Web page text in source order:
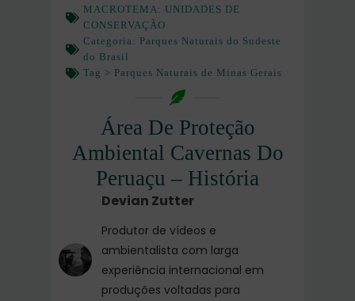
MACROTEMA: UNIDADES DE
CONSERVAÇÃO
Categoria: Parques Naturais do Sudeste
do Brasil
Tag > Parques Naturais de Minas Gerais
Área De Proteção
Ambiental Cavernas Do
Peruaçu – História
Devian Zutter
Produtor de vídeos e
ambientalista com larga
experiência internacional em
produções voltadas para